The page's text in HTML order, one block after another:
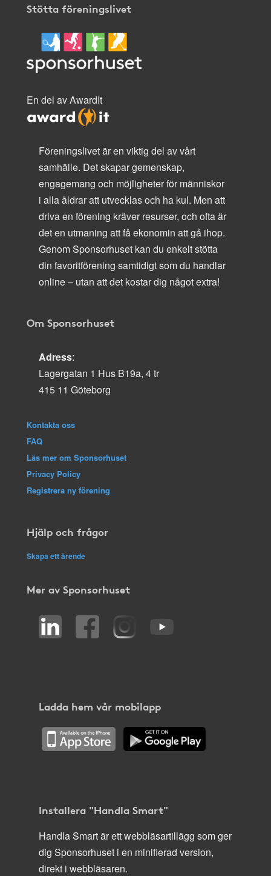
Stötta föreningslivet
En del av AwardIt
Föreningslivet är en viktig del av vårt
samhälle. Det skapar gemenskap,
engagemang och möjligheter för människor
i alla åldrar att utvecklas och ha kul. Men att
driva en förening kräver resurser, och ofta är
det en utmaning att få ekonomin att gå ihop.
Genom Sponsorhuset kan du enkelt stötta
din favoritförening samtidigt som du handlar
online – utan att det kostar dig något extra!
Om Sponsorhuset
Adress:
Lagergatan 1 Hus B19a, 4 tr
415 11 Göteborg
Kontakta oss
FAQ
Läs mer om Sponsorhuset
Privacy Policy
Registrera ny förening
Hjälp och frågor
Skapa ett ärende
Mer av Sponsorhuset
Ladda hem vår mobilapp
Installera "Handla Smart"
Handla Smart är ett webbläsartillägg som ger
dig Sponsorhuset i en minifierad version,
direkt i webbläsaren.